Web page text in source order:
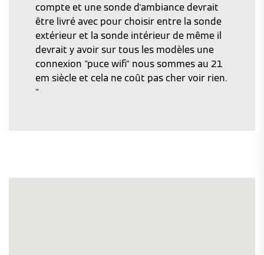
compte et une sonde d'ambiance devrait
être livré avec pour choisir entre la sonde
extérieur et la sonde intérieur de même il
devrait y avoir sur tous les modèles une
connexion "puce wifi" nous sommes au 21
em siècle et cela ne coût pas cher voir rien.
"